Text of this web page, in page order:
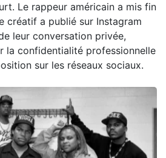
Le rappeur américain a mis fin
créatif a publié sur Instagram
leur conversation privée,
la confidentialité professionnelle
sur les réseaux sociaux.